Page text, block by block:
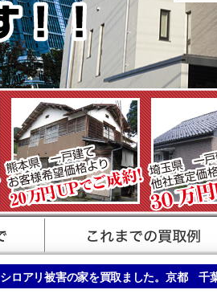
シロアリ被害の家を買取ました。京都